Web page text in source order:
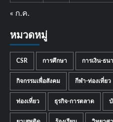
« ก.ค.
หมวดหมู่
CSR การศึกษา การเงิน-ธน
กิจกรรมเพื่อสังคม กีฬา-ท่องเที่ยว
ท่องเที่ยว ธุรกิจ-การตลาด